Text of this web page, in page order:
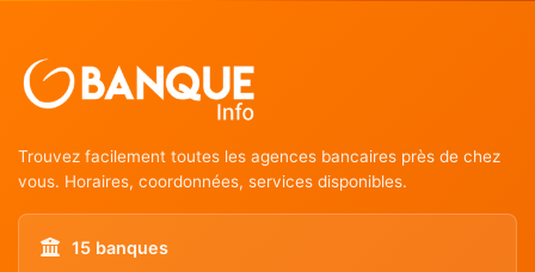
Trouvez facilement toutes les agences bancaires près de chez
vous. Horaires, coordonnées, services disponibles.
15 banques